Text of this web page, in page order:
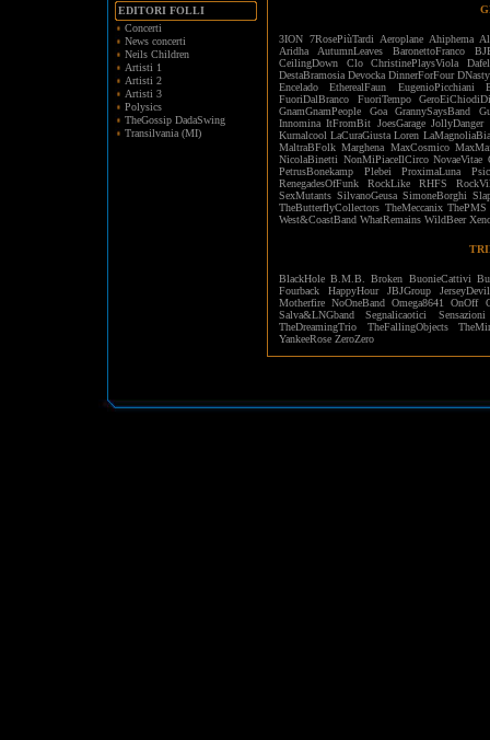
EDITORI FOLLI
Concerti
News concerti
Neils Children
Artisti 1
Artisti 2
Artisti 3
Polysics
TheGossip DadaSwing
Transilvania (MI)
3ION 7RosePiùTardi Aeroplane Ahiphema
Aridha
AutumnLeaves BaronettoFranco
CeilingDown
Clo ChristinePlaysViola
DestaBramosia Devocka DinnerForFour DNasty
Encelado
EtherealFaun EugenioPicchiani
FuoriDalBranco
FuoriTempo
GnamGnamPeople
Goa GrannySaysBand
Innomina ItFromBit JoesGarage JollyDanger
Kurnalcool LaCuraGiusta Loren
MaltraBFolk Marghena MaxCosmico
NicolaBinetti NonMiPiaceIlCirco NovaeVitae
PetrusBonekamp
Plebei ProximaLuna
RenegadesOfFunk
RockLike RHFS
SexMutants SilvanoGeusa SimoneBorghi
TheButterflyCollectors TheMeccanix ThePMS
West&CoastBand WhatRemains WildBeer
BlackHole B.M.B. Broken BuonieCattivi
Fourback
HappyHour JBJGroup
Motherfire NoOneBand Omega8641 OnOff
Salva&LNGbandSegnalicaotici
Sensazioni
TheDreamingTrio
TheFallingObjects
YankeeRose ZeroZero